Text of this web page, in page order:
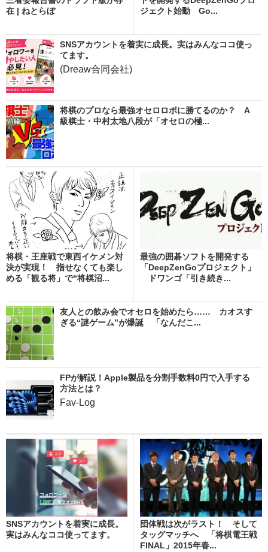
在 | ねとらぼ
ジェクト始動 Go...
SNSアカウントを着実に成長。実はみんなココ使っ
てます。
(Dreaw合同会社)
将棋のプロなら最強オセロロボに勝てるのか？ A
級棋士・中村太地八段が「オセロの極...
将棋・王座戦で東西イケメン対
決が実現！ 指せなくても楽し
める「観る将」で“将棋沼...
最強の囲碁ソフトを開発する
「DeepZenGoプロジェクト」
ドワンゴ「引き続き...
友人との飲み会でオセロを始めたら…… カオスす
ぎる“謎ゲーム”が爆誕 「なんだこ...
FPが解説！Apple製品を分割手数料0円で入手する
方法とは？
Fav-Log
SNSアカウントを着実に成長。
実はみんなココ使ってます。
団体戦は次がラスト！ そして
タッグマッチへ 「将棋電王戦
FINAL」2015年春...